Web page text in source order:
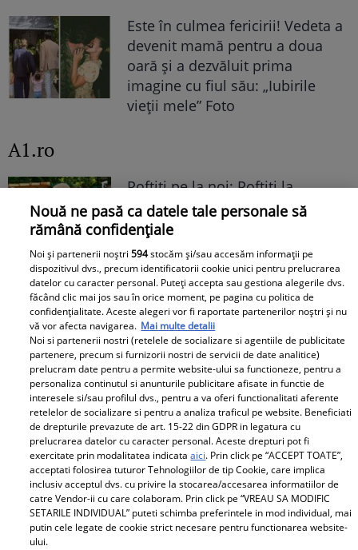
Este în culmea fericirii! Vedeta a
devenit mamă pentru a doua
oară și a dezvăluit prima
imagine cu fiul său: „Iubirile
vieții mele” Foto
A1.ro
Poftiți pe la noi: Poftiți la
întrecere. Mirela Vaida și
Adriana Trandafir, în centrul
atenției după provocarea lui Nea
Mărin
Nouă ne pasă ca datele tale personale să
rămână confidențiale
Noi și partenerii noștri594stocăm și/sau accesăm informații pe
dispozitivul dvs., precum identificatorii cookie unici pentru prelucrarea
datelor cu caracter personal. Puteți accepta sau gestiona alegerile dvs.
făcând clic mai jos sau în orice moment, pe pagina cu politica de
confidențialitate. Aceste alegeri vor fi raportate partenerilor noștri și nu
vă vor afecta navigarea. Mai multe detalii
Noi si partenerii nostri (retelele de socializare si agentiile de publicitate
partenere, precum si furnizorii nostri de servicii de date analitice)
prelucram date pentru a permite website-ului sa functioneze, pentru a
personaliza continutul si anunturile publicitare afisate in functie de
interesele si/sau profilul dvs., pentru a va oferi functionalitati aferente
retelelor de socializare si pentru a analiza traficul pe website. Beneficiati
de drepturile prevazute de art. 15-22 din GDPR in legatura cu
prelucrarea datelor cu caracter personal. Aceste drepturi pot fi
exercitate prin modalitatea indicataaici. Prin click pe “ACCEPT TOATE”,
acceptati folosirea tuturor Tehnologiilor de tip Cookie, care implica
inclusiv acceptul dvs. cu privire la stocarea/accesarea informatiilor de
catre Vendor-ii cu care colaboram. Prin click pe “VREAU SA MODIFIC
SETARILE INDIVIDUAL” puteti schimba preferintele in mod individual, mai
putin cele legate de cookie strict necesare pentru functionarea website-
ului.